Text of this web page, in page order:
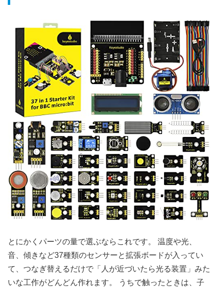
とにかくパーツの量で選ぶならこれです。 温度や光、
音、傾きなど37種類のセンサーと拡張ボードが入ってい
て、つなぎ替えるだけで「人が近づいたら光る装置」みた
いな工作がどんどん作れます。 うちで触ったときは、子